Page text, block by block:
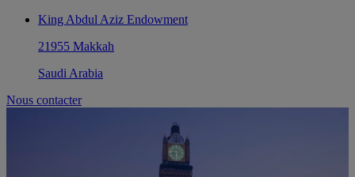
King Abdul Aziz Endowment
21955 Makkah
Saudi Arabia
Nous contacter